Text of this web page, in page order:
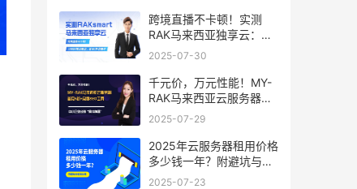
跨境直播不卡顿！实测
RAK马来西亚独享云：
1080P推流稳定，首月6
2025-07-30
千元价，万元性能！MY-
RAK马来西亚云服务器：
首月5折+免费SEO工具，
2025-07-29
2025年云服务器租用价格
多少钱一年？附避坑与省
钱攻略
2025-07-23